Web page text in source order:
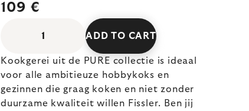
109 €
ADD TO CART
Kookgerei uit de PURE collectie is ideaal
voor alle ambitieuze hobbykoks en
gezinnen die graag koken en niet zonder
duurzame kwaliteit willen Fissler. Ben jij